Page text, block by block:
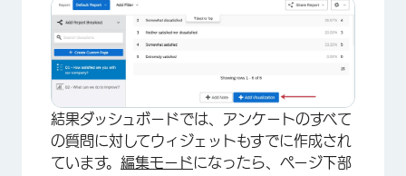
結果ダッシュボードでは、アンケートのすべて
の質問に対してウィジェットもすでに作成され
ています。 編集モードになったら、ページ下部